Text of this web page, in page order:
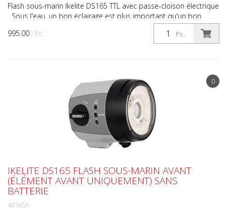
995.00 / Pc. Pc.
Flash sous-marin Ikelite DS165 TTL avec passe-cloison électrique
Sous l'eau, un bon éclairage est plus important qu'un bon
appareil photo Le DS165 vous permet de réalis...
0
IKELITE DS165 FLASH SOUS-MARIN AVANT
(ÉLÉMENT AVANT UNIQUEMENT) SANS
BATTERIE
40165X